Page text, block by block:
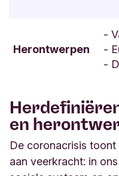
Herontwerpen
-
-
-
en
De coronacrisis
aan veerkracht: in